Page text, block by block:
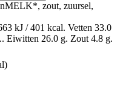
zout, zuursel,
kJ / 401 kcal. Vetten 33.0
Eiwitten 26.0 g. Zout 4.8 g.